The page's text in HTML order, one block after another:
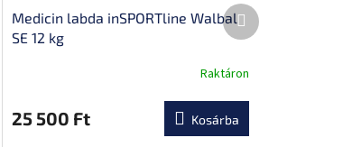
Medicin labda inSPORTline Walbal
SE 12 kg
Raktáron
25 500 Ft Kosárba
Következő
termék